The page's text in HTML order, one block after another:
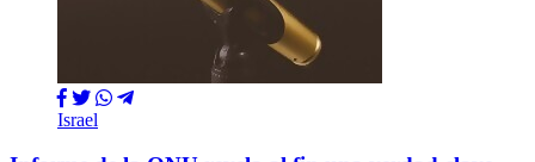
Israel